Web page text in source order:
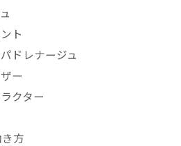
ト
ドレナージュ
ー
クター
方